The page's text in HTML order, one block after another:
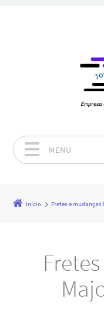
MENU
Início Fretes e mudanças